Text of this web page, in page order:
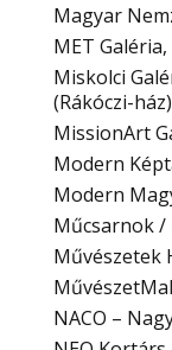
Magyar
MET Galéria
Miskolci
(Rákóczi-ház)
MissionArt
Modern
Modern
Műcsarnok /
Művészetek
NACO –